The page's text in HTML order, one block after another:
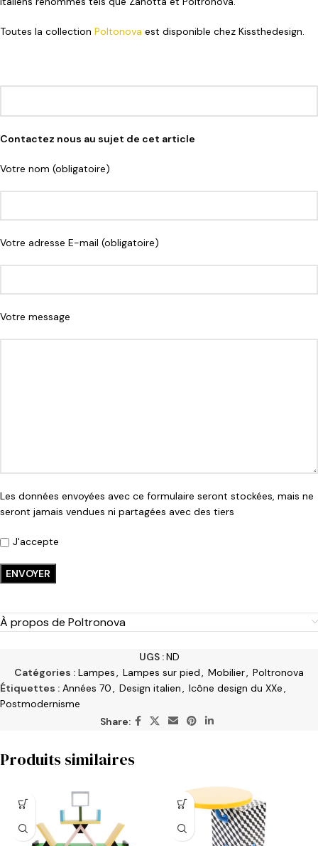
Toutes la collection Poltonova est disponible chez Kissthedesign.
Contactez nous au sujet de cet article
Votre nom (obligatoire)
Votre adresse E-mail (obligatoire)
Votre message
Les données envoyées avec ce formulaire seront stockées, mais ne
seront jamais vendues ni partagées avec des tiers
J'accepte
À propos de Poltronova
UGS :ND
Catégories : Lampes, Lampes sur pied, Mobilier, Poltronova
Étiquettes : Années 70, Design italien, Icône design du XXe,
Postmodernisme
Share:
Produits similaires